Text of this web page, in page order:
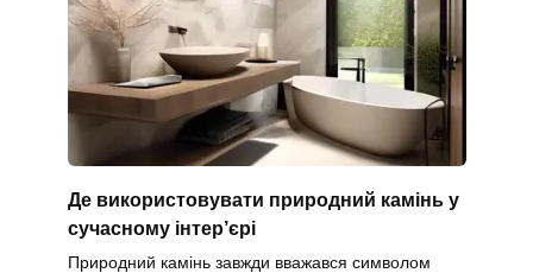
Де використовувати природний камінь у
сучасному інтер’єрі
Природний камінь завжди вважався символом